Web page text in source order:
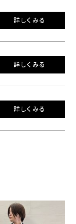
詳しくみる
詳しくみる
詳しくみる